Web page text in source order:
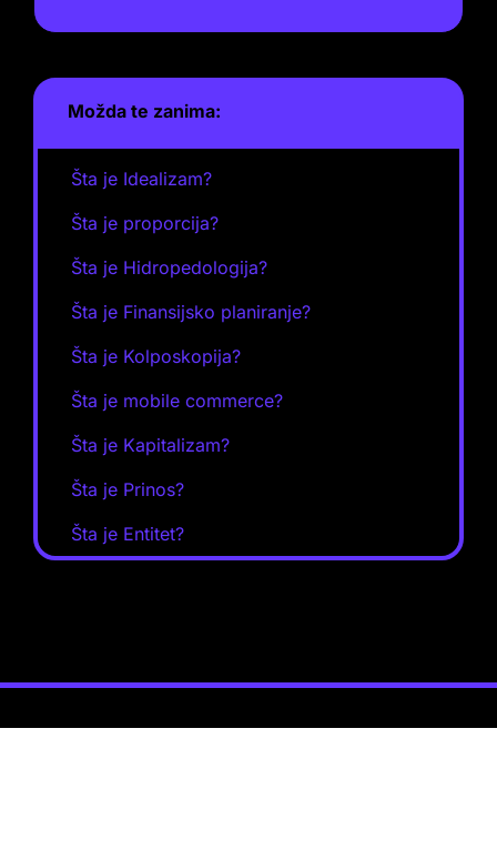
Možda te zanima:
Šta je Idealizam?
Šta je proporcija?
Šta je Hidropedologija?
Šta je Finansijsko planiranje?
Šta je Kolposkopija?
Šta je mobile commerce?
Šta je Kapitalizam?
Šta je Prinos?
Šta je Entitet?